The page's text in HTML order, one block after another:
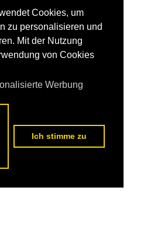
Cookies, um
zu personalisieren und
Mit der Nutzung
von Cookies
Werbung
Ich stimme zu